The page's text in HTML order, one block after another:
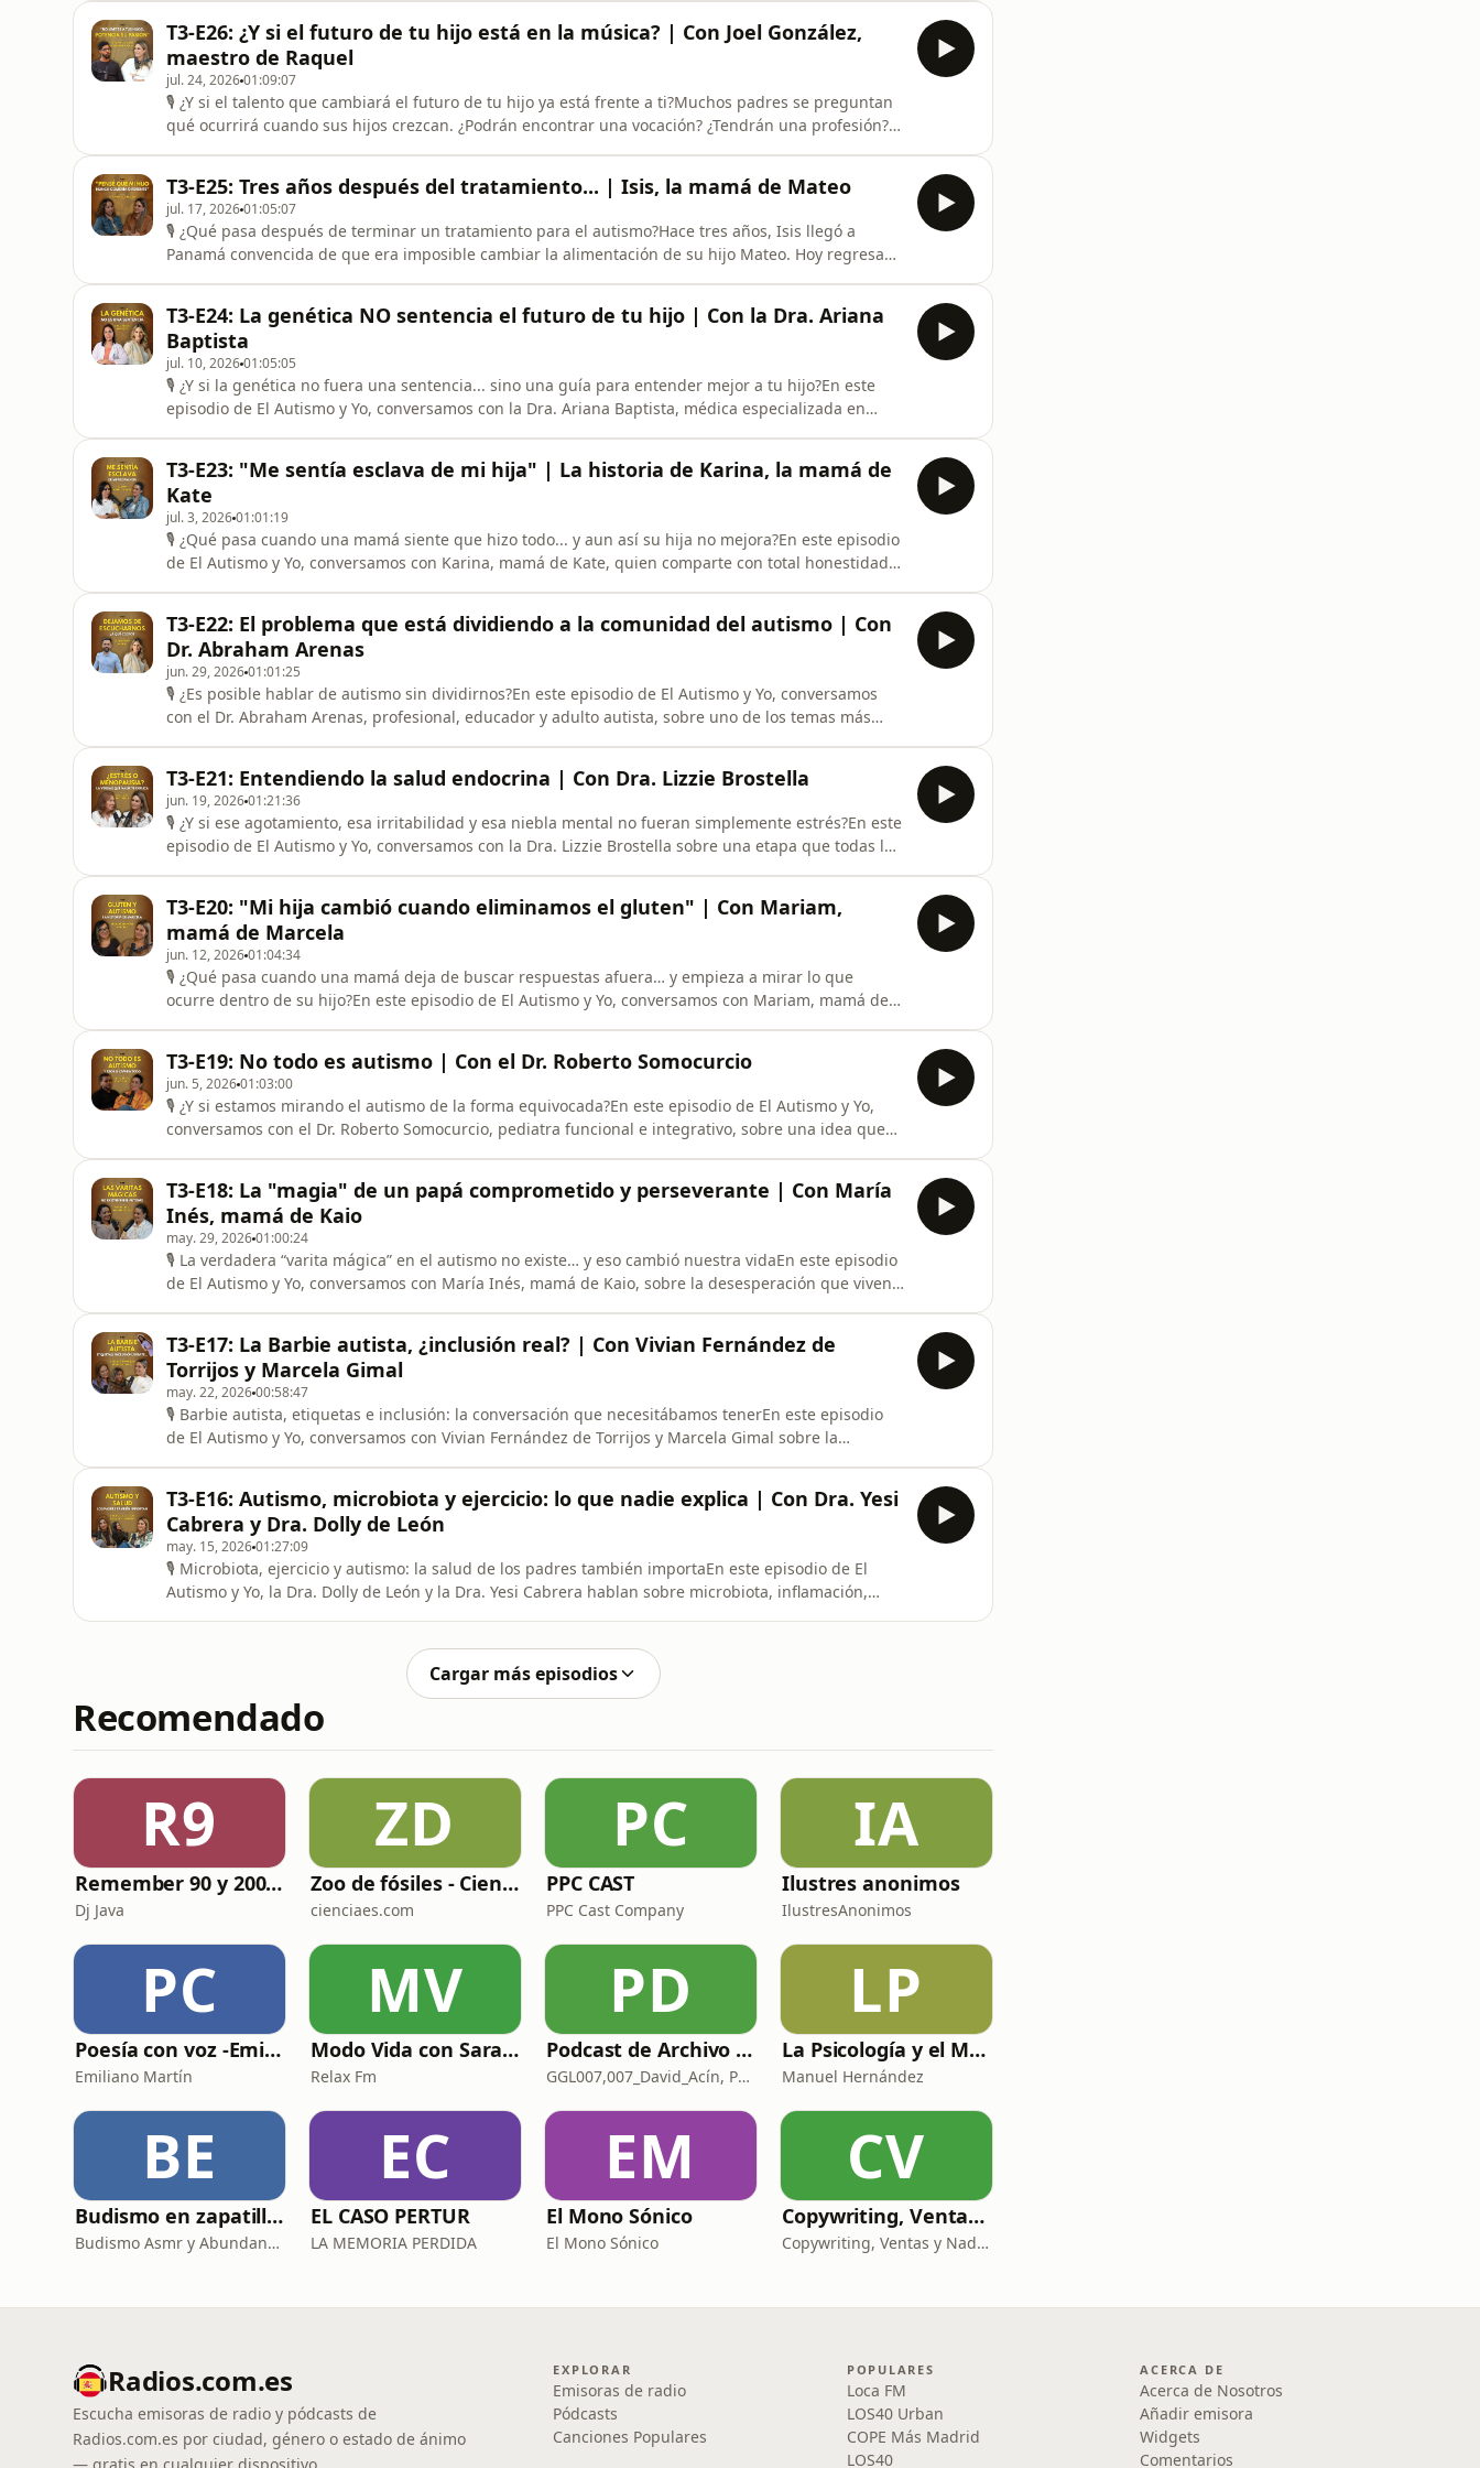
Fer Es
T3-E26: ¿Y si el futuro de tu hijo está en la música? | Con Joel González,
maestro de Raquel
jul. 24, 202601:09:07
🎙️ ¿Y si el talento que cambiará el futuro de tu hijo ya está frente a ti?Muchos padres se preguntan
qué ocurrirá cuando sus hijos crezcan. ¿Podrán encontrar una vocación? ¿Tendrán una profesión?
lenguaje, una forma d
T3-E25: Tres años después del tratamiento... | Isis, la mamá de Mateo
jul. 17, 202601:05:07
🎙️ ¿Qué pasa después de terminar un tratamiento para el autismo?Hace tres años, Isis llegó a
Panamá convencida de que era imposible cambiar la alimentación de su hijo Mateo. Hoy regresa
conversamos sobre el verdader
T3-E24: La genética NO sentencia el futuro de tu hijo | Con la Dra. Ariana
Baptista
jul. 10, 202601:05:05
🎙️ ¿Y si la genética no fuera una sentencia... sino una guía para entender mejor a tu hijo?En este
episodio de El Autismo y Yo, conversamos con la Dra. Ariana Baptista, médica especializada en
del espectro autista.H
T3-E23: "Me sentía esclava de mi hija" | La historia de Karina, la mamá de
Kate
jul. 3, 202601:01:19
🎙️ ¿Qué pasa cuando una mamá siente que hizo todo... y aun así su hija no mejora?En este episodio
de El Autismo y Yo, conversamos con Karina, mamá de Kate, quien comparte con total honestidad
alimentación, el impacto
T3-E22: El problema que está dividiendo a la comunidad del autismo | Con
Dr. Abraham Arenas
jun. 29, 202601:01:25
🎙️ ¿Es posible hablar de autismo sin dividirnos?En este episodio de El Autismo y Yo, conversamos
con el Dr. Abraham Arenas, profesional, educador y adulto autista, sobre uno de los temas más
puentes en lugar de le
T3-E21: Entendiendo la salud endocrina | Con Dra. Lizzie Brostella
jun. 19, 202601:21:36
🎙️ ¿Y si ese agotamiento, esa irritabilidad y esa niebla mental no fueran simplemente estrés?En este
episodio de El Autismo y Yo, conversamos con la Dra. Lizzie Brostella sobre una etapa que todas las
hormonas en el
T3-E20: "Mi hija cambió cuando eliminamos el gluten" | Con Mariam,
mamá de Marcela
jun. 12, 202601:04:34
🎙️ ¿Qué pasa cuando una mamá deja de buscar respuestas afuera… y empieza a mirar lo que
ocurre dentro de su hijo?En este episodio de El Autismo y Yo, conversamos con Mariam, mamá de
de autismo a los 18 meses, el i
T3-E19: No todo es autismo | Con el Dr. Roberto Somocurcio
jun. 5, 202601:03:00
🎙️ ¿Y si estamos mirando el autismo de la forma equivocada?En este episodio de El Autismo y Yo,
conversamos con el Dr. Roberto Somocurcio, pediatra funcional e integrativo, sobre una idea que
investigados.Hablamos sobre microbiot
T3-E18: La "magia" de un papá comprometido y perseverante | Con María
Inés, mamá de Kaio
may. 29, 202601:00:24
🎙️ La verdadera “varita mágica” en el autismo no existe… y eso cambió nuestra vidaEn este episodio
de El Autismo y Yo, conversamos con María Inés, mamá de Kaio, sobre la desesperación que viven
que implica acompañ
T3-E17: La Barbie autista, ¿inclusión real? | Con Vivian Fernández de
Torrijos y Marcela Gimal
may. 22, 202600:58:47
🎙️ Barbie autista, etiquetas e inclusión: la conversación que necesitábamos tenerEn este episodio
de El Autismo y Yo, conversamos con Vivian Fernández de Torrijos y Marcela Gimal sobre la
familias que acompañan
T3-E16: Autismo, microbiota y ejercicio: lo que nadie explica | Con Dra. Yesi
Cabrera y Dra. Dolly de León
may. 15, 202601:27:09
🎙️ Microbiota, ejercicio y autismo: la salud de los padres también importaEn este episodio de El
Autismo y Yo, la Dra. Dolly de León y la Dra. Yesi Cabrera hablan sobre microbiota, inflamación,
Cargar más episodios
Recomendado
R9
Remember 90 y 2000 en PLAY WITH ME by Dj Java
Dj Java
ZD
Zoo de fósiles - Cienciaes.com
cienciaes.com
PC
PPC CAST
PPC Cast Company
IA
Ilustres anonimos
IlustresAnonimos
PC
Poesía con voz -Emiliano Martín- Podcasts
Emiliano Martín
MV
Modo Vida con Sara Manzaneque
Relax Fm
PD
Podcast de Archivo 007
GGL007,007_David_Acín, Pablo_Ortega, 58, AlbertoBond y Claalc
LP
La Psicología y el Modelo Parcuve®
Manuel Hernández
BE
Budismo en zapatillas, El budismo sin sermones
Budismo Asmr y Abundancia
EC
EL CASO PERTUR
LA MEMORIA PERDIDA
EM
El Mono Sónico
El Mono Sónico
CV
Copywriting, Ventas y Nada que perder
Copywriting, Ventas y Nada que Perder
Radios.com.es
Escucha emisoras de radio y pódcasts de
Radios.com.es por ciudad, género o estado de ánimo
EXPLORAR
Emisoras de radio
Pódcasts
Canciones Populares
POPULARES
Loca FM
LOS40 Urban
COPE Más Madrid
LOS40
ACERCA DE
Acerca de Nosotros
Añadir emisora
Widgets
Comentarios